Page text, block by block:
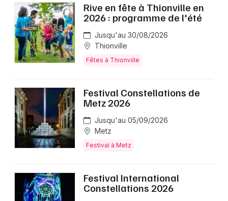
Rive en fête à Thionville en
2026 : programme de l'été
Jusqu'au 30/08/2026
Thionville
Fêtes à Thionville
Festival Constellations de
Metz 2026
Jusqu'au 05/09/2026
Metz
Festival à Metz
Festival International
Constellations 2026